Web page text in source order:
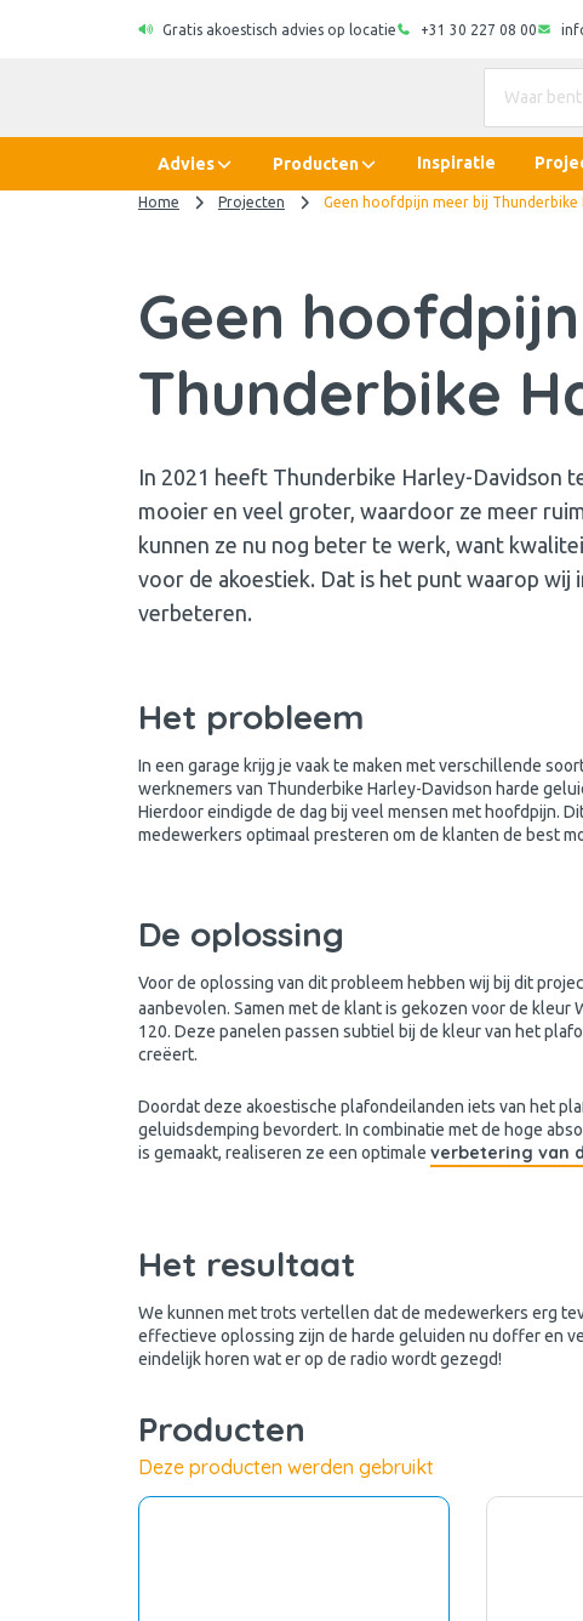
Gratis akoestisch advies op locatie +31 30 227 08 00
Advies Producten Inspiratie
Home Projecten Geen hoofdpijn meer bij Thunderbike
Geen
Thunderbike
In 2021 heeft Thunderbike Harley-Davidson
mooier en veel groter, waardoor ze meer
kunnen ze nu nog beter te werk, want
voor de akoestiek. Dat is het punt waarop wij
verbeteren.
Het probleem
In een garage krijg je vaak te maken met verschillende
werknemers van Thunderbike Harley-Davidson harde
Hierdoor eindigde de dag bij veel mensen met hoofdpijn.
medewerkers optimaal presteren om de klanten de best
De oplossing
Voor de oplossing van dit probleem hebben wij bij dit
aanbevolen. Samen met de klant is gekozen voor de
120. Deze panelen passen subtiel bij de kleur van het
creëert.
Doordat deze akoestische plafondeilanden iets van het
geluidsdemping bevordert. In combinatie met de hoge
is gemaakt, realiseren ze een optimale verbetering van
Het resultaat
We kunnen met trots vertellen dat de medewerkers erg
effectieve oplossing zijn de harde geluiden nu doffer en
eindelijk horen wat er op de radio wordt gezegd!
Producten
Deze producten werden gebruikt